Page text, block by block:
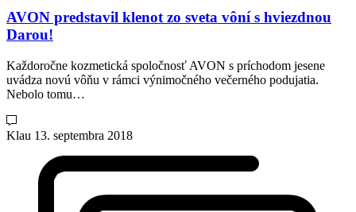
AVON predstavil klenot zo sveta vôní s hviezdnou
Darou!
Každoročne kozmetická spoločnosť AVON s príchodom jesene
uvádza novú vôňu v rámci výnimočného večerného podujatia.
Nebolo tomu…
Klau 13. septembra 2018